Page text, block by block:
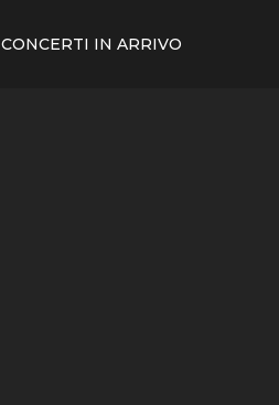
CONCERTI IN ARRIVO